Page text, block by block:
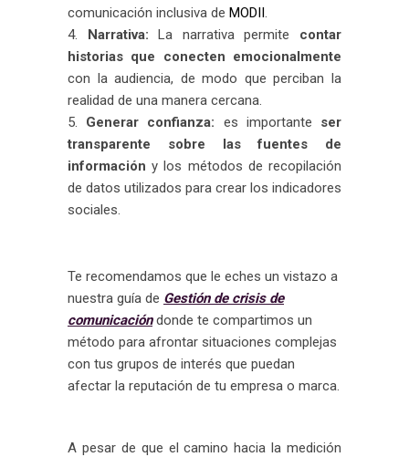
comunicación inclusiva de MODII.
Narrativa:La narrativa permite contar
historias que conecten emocionalmente
con la audiencia, de modo que perciban la
realidad de una manera cercana.
Generar confianza: es importante ser
transparente sobre las fuentes de
informacióny los métodos de recopilación
de datos utilizados para crear los indicadores
sociales.
Te recomendamos que le eches un vistazo a
nuestra guía de Gestión de crisis de
comunicacióndonde te compartimos un
método para afrontar situaciones complejas
con tus grupos de interés que puedan
afectar la reputación de tu empresa o marca.
A pesar de que el camino hacia la medición